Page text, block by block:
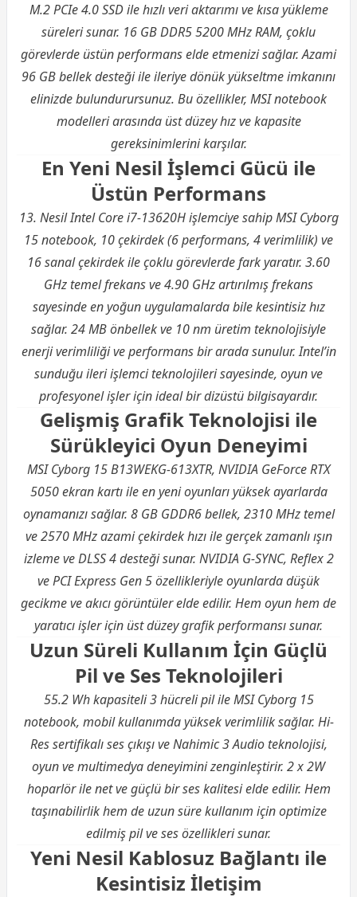
M.2 PCIe 4.0 SSD ile hızlı veri aktarımı ve kısa yükleme
süreleri sunar. 16 GB DDR5 5200 MHz RAM, çoklu
görevlerde üstün performans elde etmenizi sağlar. Azami
96 GB bellek desteği ile ileriye dönük yükseltme imkanını
elinizde bulundurursunuz. Bu özellikler, MSI notebook
modelleri arasında üst düzey hız ve kapasite
gereksinimlerini karşılar.
En Yeni Nesil İşlemci Gücü ile
Üstün Performans
13. Nesil Intel Core i7-13620H işlemciye sahip MSI Cyborg
15 notebook, 10 çekirdek (6 performans, 4 verimlilik) ve
16 sanal çekirdek ile çoklu görevlerde fark yaratır. 3.60
GHz temel frekans ve 4.90 GHz artırılmış frekans
sayesinde en yoğun uygulamalarda bile kesintisiz hız
sağlar. 24 MB önbellek ve 10 nm üretim teknolojisiyle
enerji verimliliği ve performans bir arada sunulur. Intel’in
sunduğu ileri işlemci teknolojileri sayesinde, oyun ve
profesyonel işler için ideal bir dizüstü bilgisayardır.
Gelişmiş Grafik Teknolojisi ile
Sürükleyici Oyun Deneyimi
MSI Cyborg 15 B13WEKG-613XTR, NVIDIA GeForce RTX
5050 ekran kartı ile en yeni oyunları yüksek ayarlarda
oynamanızı sağlar. 8 GB GDDR6 bellek, 2310 MHz temel
ve 2570 MHz azami çekirdek hızı ile gerçek zamanlı ışın
izleme ve DLSS 4 desteği sunar. NVIDIA G-SYNC, Reflex 2
ve PCI Express Gen 5 özellikleriyle oyunlarda düşük
gecikme ve akıcı görüntüler elde edilir. Hem oyun hem de
yaratıcı işler için üst düzey grafik performansı sunar.
Uzun Süreli Kullanım İçin Güçlü
Pil ve Ses Teknolojileri
55.2 Wh kapasiteli 3 hücreli pil ile MSI Cyborg 15
notebook, mobil kullanımda yüksek verimlilik sağlar. Hi-
Res sertifikalı ses çıkışı ve Nahimic 3 Audio teknolojisi,
oyun ve multimedya deneyimini zenginleştirir. 2 x 2W
hoparlör ile net ve güçlü bir ses kalitesi elde edilir. Hem
taşınabilirlik hem de uzun süre kullanım için optimize
edilmiş pil ve ses özellikleri sunar.
Yeni Nesil Kablosuz Bağlantı ile
Kesintisiz İletişim